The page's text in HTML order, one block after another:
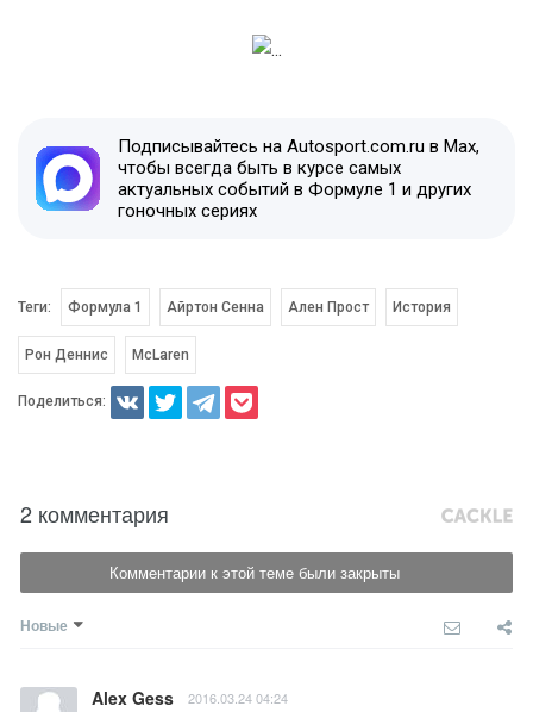
Подписывайтесь на Autosport.com.ru в Max,
чтобы всегда быть в курсе самых
актуальных событий в Формуле 1 и других
гоночных сериях
Теги: Формула 1 Айртон Сенна Ален Прост История
Рон Деннис McLaren
Поделиться:
2 комментария
Комментарии к этой теме были закрыты
Новые
Alex Gess 2016.03.24 04:24